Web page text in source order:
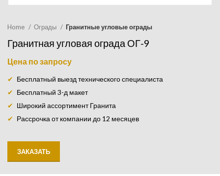
Home Ограды Гранитные угловые ограды
Гранитная угловая ограда ОГ-9
Цена по запросу
Бесплатный выезд технического специалиста
Бесплатный 3-д макет
Широкий ассортимент Гранита
Рассрочка от компании до 12 месяцев
ЗАКАЗАТЬ